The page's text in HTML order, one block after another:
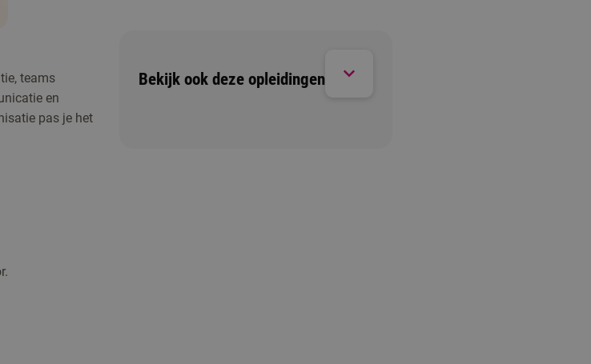
dit moment geen activiteiten gepland. Wil je toch graag langskomen of heb je
Neem dan contact met ons op.
teams
en
pas je het
Bekijk ook deze opleidingen